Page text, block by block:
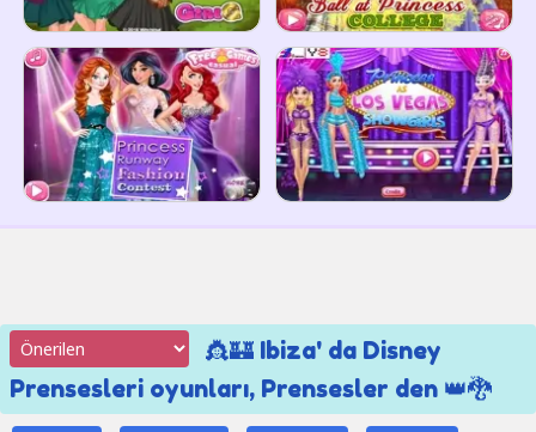
👸🏰 Ibiza' da Disney
Prensesleri oyunları, Prensesler den 👑🐉